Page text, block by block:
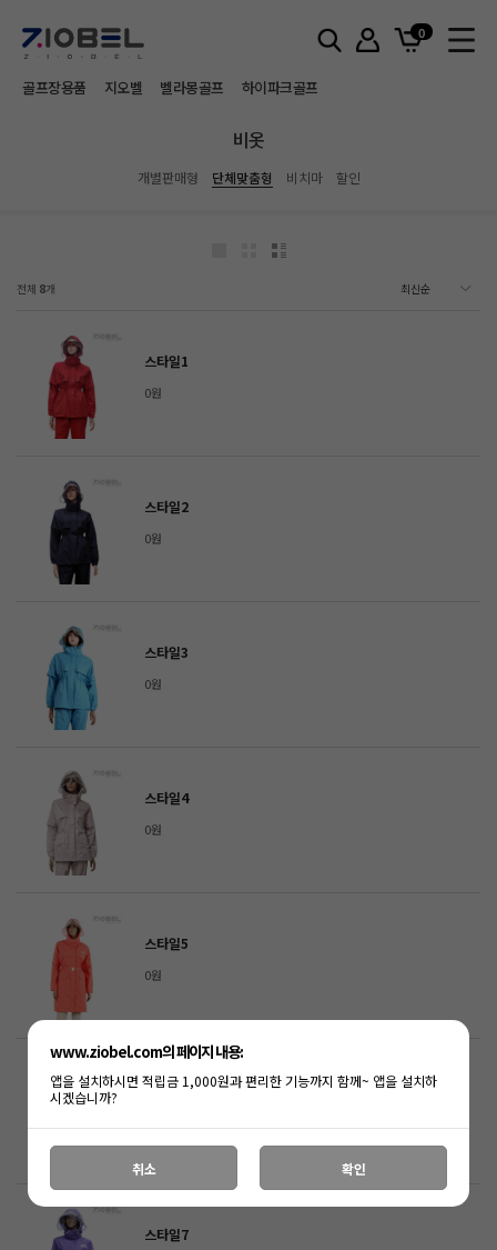
0
골프장용품 지오벨 벨라몽골프 하이파크골프
비옷
개별판매형 단체맞춤형 비치마 할인
전체 8개
스타일1
0원
스타일2
0원
스타일3
0원
스타일4
0원
스타일5
0원
스타일6
스타일7
www.ziobel.com의 페이지 내용:
앱을 설치하시면 적립금 1,000원과 편리한 기능까지 함께~ 앱을 설치하
시겠습니까?
취소 확인